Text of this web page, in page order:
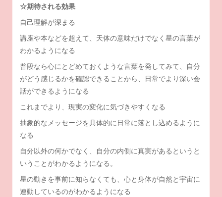
☆期待される効果
自己理解が深まる
講座や本などを超えて、天体の意味だけでなく星の言葉が
わかるようになる
普段なら心にとどめておくような言葉を発してみて、自分
がどう感じるかを確認できることから、日常でより深い会
話ができるようになる
これまでより、現実の変化に気づきやすくなる
抽象的なメッセージを具体的に日常に落とし込めるように
なる
自分以外の何かでなく、自分の内側に真実があるというと
いうことがわかるようになる。
星の動きを事前に知らなくても、心と身体が自然と宇宙に
連動しているのがわかるようになる